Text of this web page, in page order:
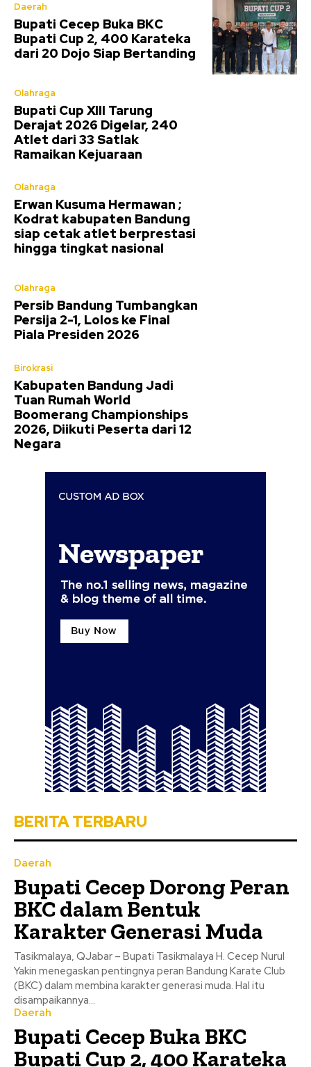
Daerah
Bupati Cecep Buka BKC
Bupati Cup 2, 400 Karateka
dari 20 Dojo Siap Bertanding
Olahraga
Bupati Cup XIII Tarung
Derajat 2026 Digelar, 240
Atlet dari 33 Satlak
Ramaikan Kejuaraan
Olahraga
Erwan Kusuma Hermawan ;
Kodrat kabupaten Bandung
siap cetak atlet berprestasi
hingga tingkat nasional
Olahraga
Persib Bandung Tumbangkan
Persija 2-1, Lolos ke Final
Piala Presiden 2026
Birokrasi
Kabupaten Bandung Jadi
Tuan Rumah World
Boomerang Championships
2026, Diikuti Peserta dari 12
Negara
BERITA TERBARU
Daerah
Bupati Cecep Dorong Peran
BKC dalam Bentuk
Karakter Generasi Muda
Tasikmalaya, QJabar – Bupati Tasikmalaya H. Cecep Nurul
Yakin menegaskan pentingnya peran Bandung Karate Club
(BKC) dalam membina karakter generasi muda. Hal itu
disampaikannya...
Daerah
Bupati Cecep Buka BKC
Bupati Cup 2, 400 Karateka